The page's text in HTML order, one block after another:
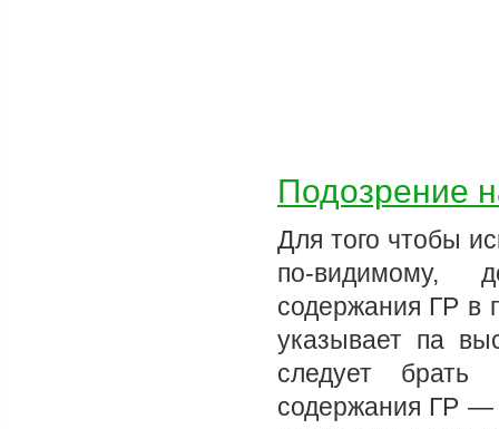
Подозрение
Для того чтобы
по-видимому,
содержания ГР в
указывает па
следует брать
содержания ГР —